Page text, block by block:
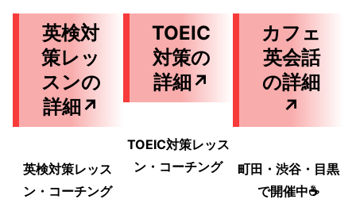
英検対
策レッ
スンの
詳細↗
英検対策レッス
ン・コーチング
TOEIC
対策の
詳細↗
TOEIC対策レッス
ン・コーチング
カフェ
英会話
の詳細
↗
町田・渋谷・目黒
で開催中☕️